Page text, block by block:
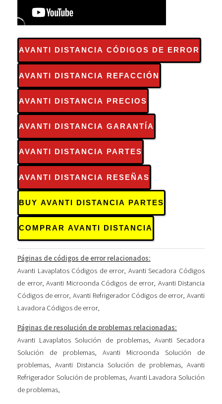
AVANTI DISTANCIA CÓDIGOS DE ERROR
AVANTI DISTANCIA REFACCIÓN
AVANTI DISTANCIA PRECIOS
AVANTI DISTANCIA GARANTÍA
AVANTI DISTANCIA PARTES
AVANTI DISTANCIA RESEÑAS
BUY AVANTI DISTANCIA PARTES
COMPRAR AVANTI DISTANCIA
Páginas de códigos de error relacionados:
Avanti Lavaplatos Códigos de error, Avanti Secadora Códigos
de error, Avanti Microonda Códigos de error, Avanti Distancia
Códigos de error, Avanti Refrigerador Códigos de error, Avanti
Lavadora Códigos de error,
Páginas de resolución de problemas relacionadas:
Avanti Lavaplatos Solución de problemas, Avanti Secadora
Solución de problemas, Avanti Microonda Solución de
problemas, Avanti Distancia Solución de problemas, Avanti
Refrigerador Solución de problemas, Avanti Lavadora Solución
de problemas,